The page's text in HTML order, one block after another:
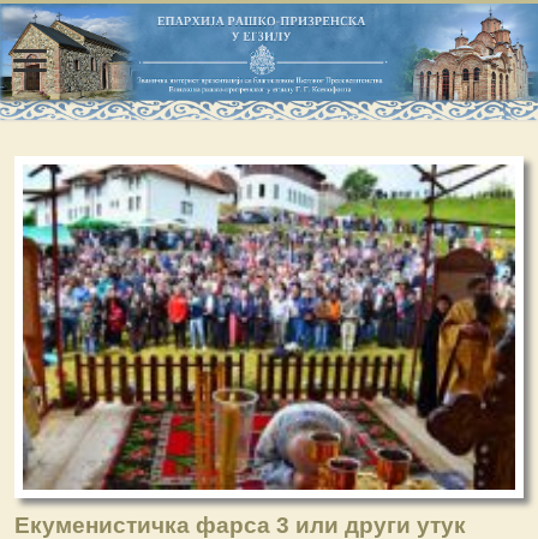
Екуменистичка фарса 3 или други утук